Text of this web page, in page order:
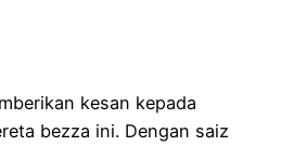
kesan kepada
bezza ini. Dengan saiz